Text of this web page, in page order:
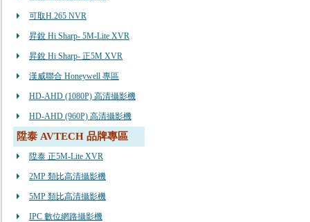
可取H.265 NVR
昇銳 Hi Sharp- 5M-Lite XVR
昇銳 Hi Sharp- 正5M XVR
漢威聯合 Honeywell 專區
HD-AHD (1080P) 高清攝影機
HD-AHD (960P) 高清攝影機
陞泰 AVTECH 品牌專區
陞泰 正5M-Lite XVR
2MP 類比高清攝影機
5MP 類比高清攝影機
IPC 數位網路攝影機